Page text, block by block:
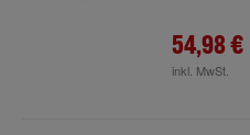
54,98 €
inkl. MwSt.